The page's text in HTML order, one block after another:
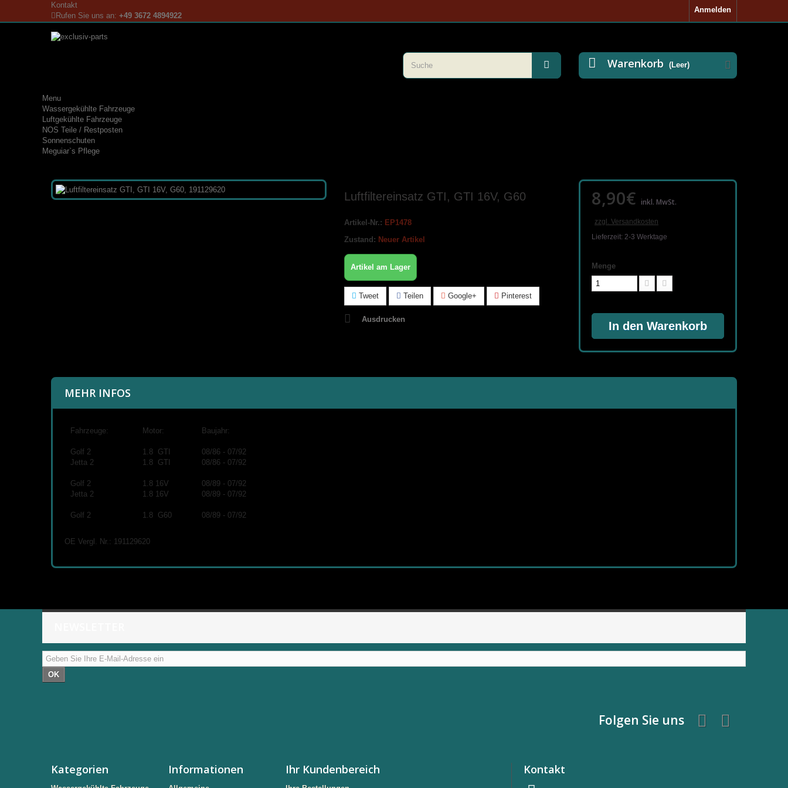
Anmelden
Kontakt
Rufen Sie uns an: +49 3672 4894922
Warenkorb (Leer)
Menu
Wassergekühlte Fahrzeuge
Luftgekühlte Fahrzeuge
NOS Teile / Restposten
Sonnenschuten
Meguiar`s Pflege
Luftfiltereinsatz GTI, GTI 16V, G60
Artikel-Nr.: EP1478
Zustand: Neuer Artikel
Artikel am Lager
Tweet Teilen Google+ Pinterest
Ausdrucken
8,90€ inkl. MwSt.
zzgl. Versandkosten
Lieferzeit: 2-3 Werktage
Menge
In den Warenkorb
MEHR INFOS
Fahrzeuge: Motor: Baujahr:
Golf 2
Jetta 2
Golf 2
Jetta 2
Golf 2
1.8 GTI
1.8 GTI
1.8 16V
1.8 16V
1.8 G60
08/86 - 07/92
08/86 - 07/92
08/89 - 07/92
08/89 - 07/92
08/89 - 07/92
OE Vergl. Nr.: 191129620
OK
Folgen Sie uns
Kategorien Informationen Ihr Kundenbereich Kontakt